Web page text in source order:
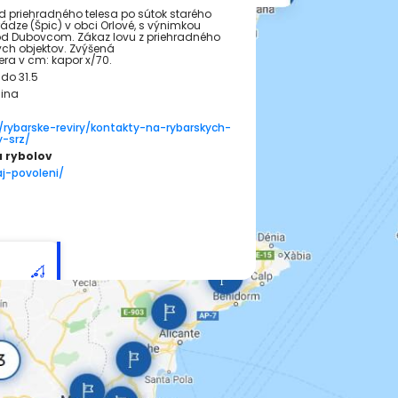
telesa po sútok starého
(Špic) v obci Orlové, s výnimkou
Dubovcom. Zákaz lovu z priehradného
objektov. Zvýšená
v cm: kapor x/70.
31.5
reviry/kontakty-na-rybarskych-
srz/
rybolov
povoleni/